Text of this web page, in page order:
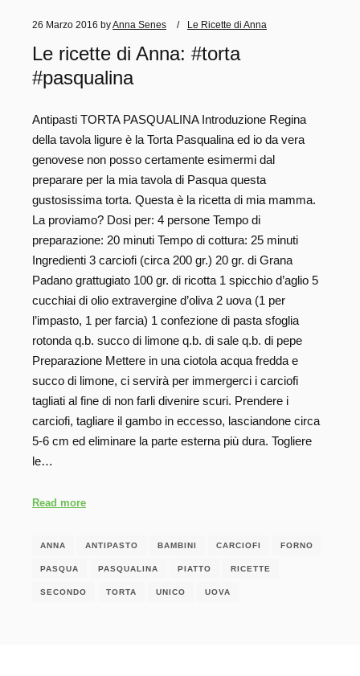
26 Marzo 2016 byAnna Senes Le Ricette di Anna
Le ricette di Anna: #torta
#pasqualina
Antipasti TORTA PASQUALINA Introduzione Regina
della tavola ligure è la Torta Pasqualina ed io da vera
genovese non posso certamente esimermi dal
preparare per la mia tavola di Pasqua questa
gustosissima torta. Questa è la ricetta di mia mamma.
La proviamo? Dosi per: 4 persone Tempo di
preparazione: 20 minuti Tempo di cottura: 25 minuti
Ingredienti 3 carciofi (circa 200 gr.) 20 gr. di Grana
Padano grattugiato 100 gr. di ricotta 1 spicchio d’aglio 5
cucchiai di olio extravergine d’oliva 2 uova (1 per
l’impasto, 1 per farcia) 1 confezione di pasta sfoglia
rotonda q.b. succo di limone q.b. di sale q.b. di pepe
Preparazione Mettere in una ciotola acqua fredda e
succo di limone, ci servirà per immergerci i carciofi
tagliati al fine di non farli divenire scuri. Prendere i
carciofi, tagliare il gambo in eccesso, lasciandone circa
5-6 cm ed eliminare la parte esterna più dura. Togliere
le…
Read more
ANNA ANTIPASTO BAMBINI CARCIOFI FORNO
PASQUA PASQUALINA PIATTO RICETTE
SECONDO TORTA UNICO UOVA